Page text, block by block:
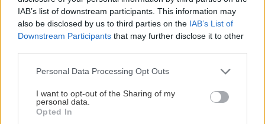
IAB’s list of downstream participants. This information may
also be disclosed by us to third parties on the IAB’s List of
Downstream Participants that may further disclose it to other
Personal Data Processing Opt Outs
I want to opt-out of the Sharing of my
personal data.
Opted In
11:45
ΚΟΙΝΩΝΙΑ
Λάρισα: Η Μητρόπολη "φόρεσε" κράνος στην
ομάδα ΔΙ.ΑΣ.!
11:36
ΚΟΙΝΩΝΙΑ
μια μεγάλη γλωσσική παρεξήγηση - Το
τουρκικό "αντιδάνειο"
Ράπτη: «Υπάρχει πολύ μεγάλη
για το πρόγραμμα «Νταντάδες της
Γειτονιάς»